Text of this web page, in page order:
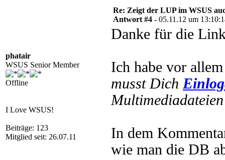
phatair
WSUS Senior Member
Offline
I Love WSUS!
Beiträge: 123
Mitglied seit: 26.07.11
Re: Zeigt der LUP im WSUS
Antwort #4 - 05.11.12 um
Danke für die
Ich habe vor
musst Dich
In dem
wie man die DB